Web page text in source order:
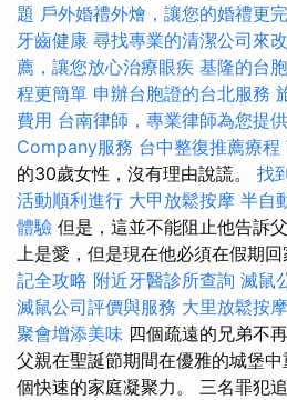
題 戶外婚禮外燴，讓您的婚禮更
牙齒健康 尋找專業的清潔公司來
薦，讓您放心治療眼疾 基隆的台
程更簡單 申辦台胞證的台北服務
費用 台南律師，專業律師為您提
Company服務 台中整復推薦療程
的30歲女性，沒有理由說謊。 找
活動順利進行 大甲放鬆按摩 半自
體驗 但是，這並不能阻止他告訴
上是愛，但是現在他必須在假期回
記全攻略 附近牙醫診所查詢 滅鼠
滅鼠公司評價與服務 大里放鬆按摩
聚會增添美味 四個疏遠的兄弟不
父親在聖誕節期間在優雅的城堡
個快速的家庭凝聚力。 三名罪犯